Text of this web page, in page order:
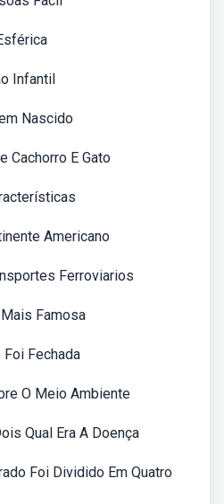
Infantil
Nascido
Cachorro E Gato
Americano
Ferroviarios
Famosa
Foi Fechada
O Meio Ambiente
Qual Era A Doença
Foi Dividido Em Quatro